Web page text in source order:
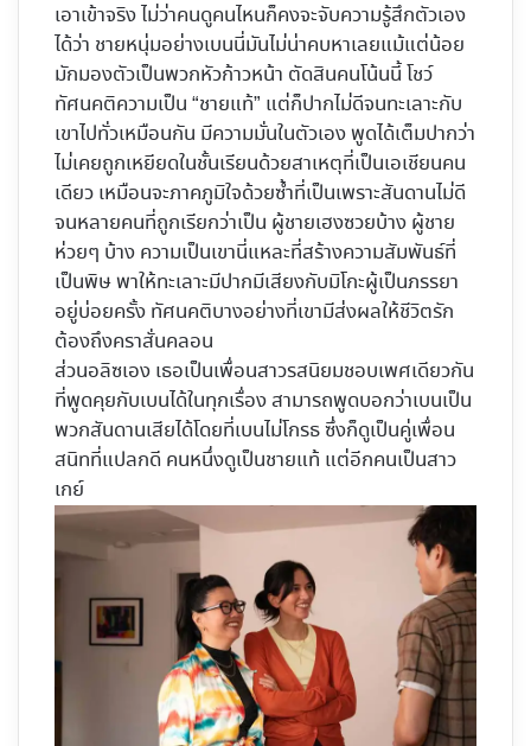
เอาเข้าจริง ไม่ว่าคนดูคนไหนก็คงจะจับความรู้สึกตัวเอง
ได้ว่า ชายหนุ่มอย่างเบนนี่มันไม่น่าคบหาเลยแม้แต่น้อย
มักมองตัวเป็นพวกหัวก้าวหน้า ตัดสินคนโน้นนี้ โชว์
ทัศนคติความเป็น “ชายแท้” แต่ก็ปากไม่ดีจนทะเลาะกับ
เขาไปทั่วเหมือนกัน มีความมั่นในตัวเอง พูดได้เต็มปากว่า
ไม่เคยถูกเหยียดในชั้นเรียนด้วยสาเหตุที่เป็นเอเชียนคน
เดียว เหมือนจะภาคภูมิใจด้วยซ้ำที่เป็นเพราะสันดานไม่ดี
จนหลายคนที่ถูกเรียกว่าเป็น ผู้ชายเฮงซวยบ้าง ผู้ชาย
ห่วยๆ บ้าง ความเป็นเขานี่แหละที่สร้างความสัมพันธ์ที่
เป็นพิษ พาให้ทะเลาะมีปากมีเสียงกับมิโกะผู้เป็นภรรยา
อยู่บ่อยครั้ง ทัศนคติบางอย่างที่เขามีส่งผลให้ชีวิตรัก
ต้องถึงคราสั่นคลอน
ส่วนอลิซเอง เธอเป็นเพื่อนสาวรสนิยมชอบเพศเดียวกัน
ที่พูดคุยกับเบนได้ในทุกเรื่อง สามารถพูดบอกว่าเบนเป็น
พวกสันดานเสียได้โดยที่เบนไม่โกรธ ซึ่งก็ดูเป็นคู่เพื่อน
สนิทที่แปลกดี คนหนึ่งดูเป็นชายแท้ แต่อีกคนเป็นสาว
เกย์